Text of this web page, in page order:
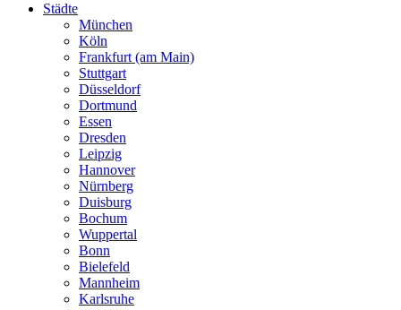
Städte
München
Köln
Frankfurt (am Main)
Stuttgart
Düsseldorf
Dortmund
Essen
Dresden
Leipzig
Hannover
Nürnberg
Duisburg
Bochum
Wuppertal
Bonn
Bielefeld
Mannheim
Karlsruhe